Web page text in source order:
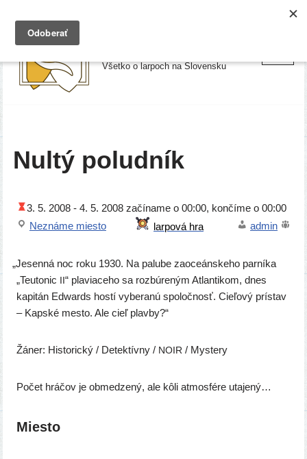
Preskočiť
Všetko o larpoch na Slovensku
Nultý poludník
3. 5. 2008 -4. 5. 2008 začí­na­me o 00:00, kon­čí­me o 00:00
Neznáme mies­to
admin
„Jesenná noc roku 1930. Na palu­be zaoce­án­ske­ho par­ní­ka
„Teutonic
“ pla­via­ce­ho sa roz­bú­re­ným Atlantikom, dnes
kapi­tán Edwards hos­tí vybe­ra­nú spo­loč­nosť. Cieľový prí­stav
– Kapské mes­to. Ale cieľ plavby?“
Žáner: Historický / Detektívny / NOIR / Mystery
Počet hrá­čov je obme­dze­ný, ale kôli atmo­sfé­re utajený…
Miesto